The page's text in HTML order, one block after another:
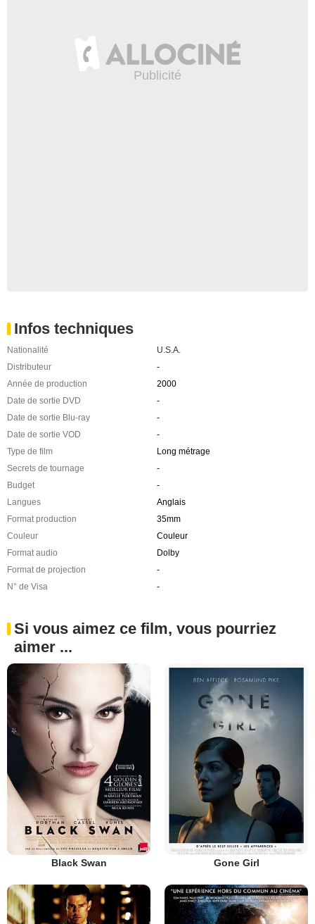
Infos techniques
Nationalité
U.S.A.
Distributeur
-
Année de production
2000
Date de sortie DVD
-
Date de sortie Blu-ray
-
Date de sortie VOD
-
Type de film
Long métrage
Secrets de tournage
-
Budget
-
Langues
Anglais
Format production
35mm
Couleur
Couleur
Format audio
Dolby
Format de projection
-
N° de Visa
-
Si vous aimez ce film, vous pourriez
aimer ...
Black Swan Gone Girl